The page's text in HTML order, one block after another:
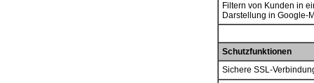
Filtern von Kunden in
Darstellung in Google-
Schutzfunktionen
Sichere SSL-